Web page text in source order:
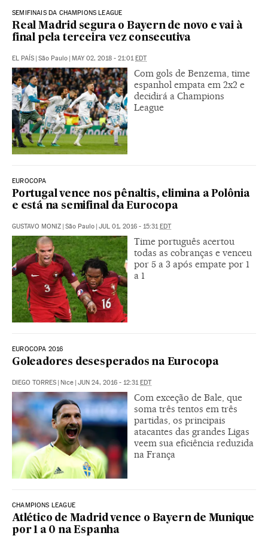
SEMIFINAIS DA CHAMPIONS LEAGUE
Real Madrid segura o Bayern de novo e vai à
final pela terceira vez consecutiva
EL PAÍS | São Paulo | MAY 02, 2018 - 21:01EDT
Com gols de Benzema, time
espanhol empata em 2x2 e
decidirá a Champions
League
EUROCOPA
Portugal vence nos pênaltis, elimina a Polônia
e está na semifinal da Eurocopa
GUSTAVO MONIZ | São Paulo | JUL 01, 2016 - 15:31EDT
Time português acertou
todas as cobranças e venceu
por 5 a 3 após empate por 1
a 1
EUROCOPA 2016
Goleadores desesperados na Eurocopa
DIEGO TORRES | Nice | JUN 24, 2016 - 12:31EDT
Com exceção de Bale, que
soma três tentos em três
partidas, os principais
atacantes das grandes Ligas
veem sua eficiência reduzida
na França
CHAMPIONS LEAGUE
Atlético de Madrid vence o Bayern de Munique
por 1 a 0 na Espanha